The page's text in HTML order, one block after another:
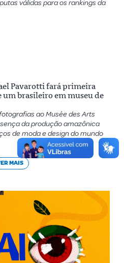
válidas para os rankings da
Pavarotti fará primeira
brasileiro em museu de
ao Musée des Arts
da produção amazônica
de moda e design do mundo
MAIS